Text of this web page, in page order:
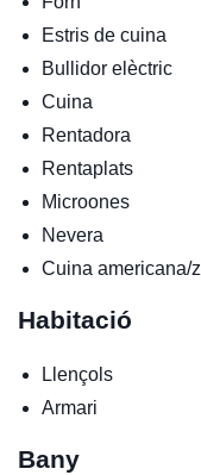
Estris de cuina
Bullidor elèctric
Cuina
Rentadora
Rentaplats
Microones
Nevera
Cuina americana/
Habitació
Llençols
Armari
Bany